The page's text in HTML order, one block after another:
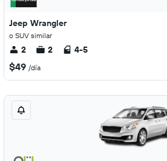
Jeep Wrangler
o SUV similar
2 2 4-5
$49 /día